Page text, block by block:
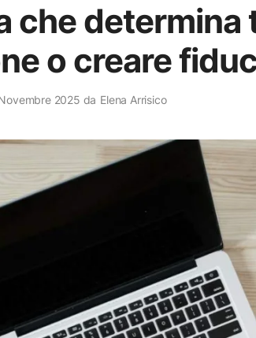
che
o creare
2025 da Elena Arrisico